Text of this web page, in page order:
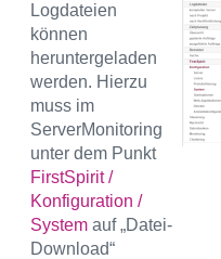
Logdateien
können
heruntergeladen
werden. Hierzu
muss im
ServerMonitoring
unter dem Punkt
FirstSpirit /
Konfiguration /
System auf „Datei-
Download“